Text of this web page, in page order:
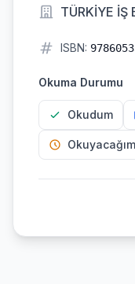
TÜRKİYE İŞ
ISBN:
Okuma Durumu
Okudum
Okuyacağım